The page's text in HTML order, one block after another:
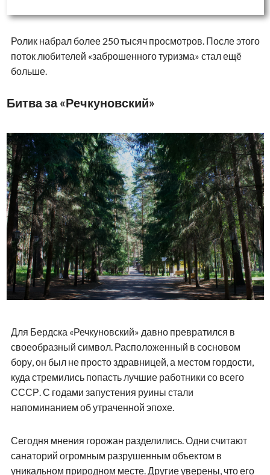
Ролик набрал более 250 тысяч просмотров. После этого
поток любителей «заброшенного туризма» стал ещё
больше.
Битва за «Речкуновский»
Для Бердска «Речкуновский» давно превратился в
своеобразный символ. Расположенный в сосновом
бору, он был не просто здравницей, а местом гордости,
куда стремились попасть лучшие работники со всего
СССР. С годами запустения руины стали
напоминанием об утраченной эпохе.
Сегодня мнения горожан разделились. Одни считают
санаторий огромным разрушенным объектом в
уникальном природном месте. Другие уверены, что его